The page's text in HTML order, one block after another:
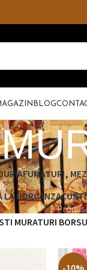
BLOG
AFUMATURI,
29
LA BORCAN
3
MURATURI
-10%